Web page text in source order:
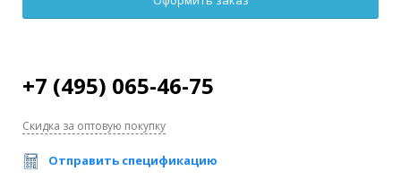
+7 (495) 065-46-75
Скидка за оптовую покупку
Отправить спецификацию